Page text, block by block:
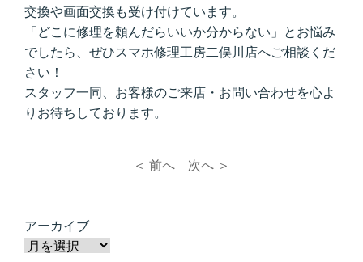
交換や画面交換も受け付けています。
「どこに修理を頼んだらいいか分からない」とお悩み
でしたら、ぜひスマホ修理工房二俣川店へご相談くだ
さい！
スタッフ一同、お客様のご来店・お問い合わせを心よ
りお待ちしております。
＜ 前へ 次へ ＞
アーカイブ